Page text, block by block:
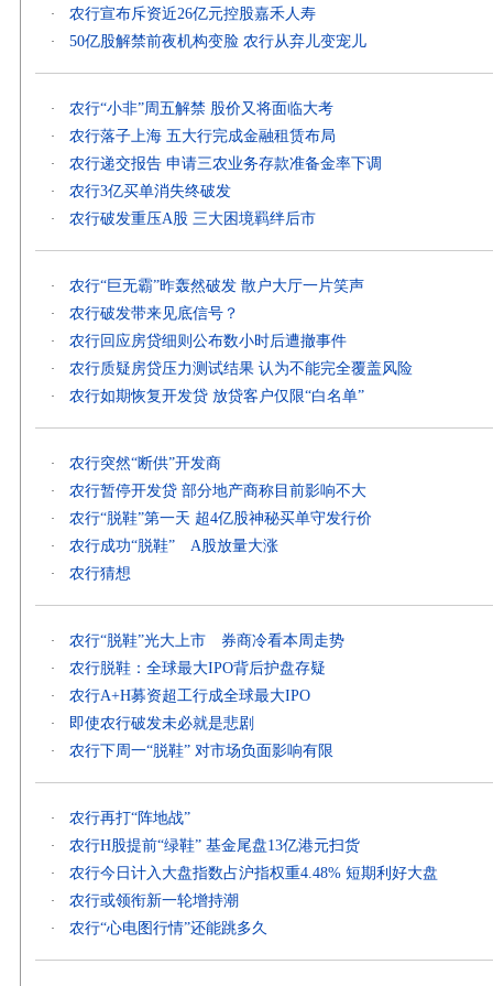
· 农行宣布斥资近26亿元控股嘉禾人寿
· 50亿股解禁前夜机构变脸 农行从弃儿变宠儿
· 农行“小非”周五解禁 股价又将面临大考
· 农行落子上海 五大行完成金融租赁布局
· 农行递交报告 申请三农业务存款准备金率下调
· 农行3亿买单消失终破发
· 农行破发重压A股 三大困境羁绊后市
· 农行“巨无霸”昨轰然破发 散户大厅一片笑声
· 农行破发带来见底信号？
· 农行回应房贷细则公布数小时后遭撤事件
· 农行质疑房贷压力测试结果 认为不能完全覆盖风险
· 农行如期恢复开发贷 放贷客户仅限“白名单”
· 农行突然“断供”开发商
· 农行暂停开发贷 部分地产商称目前影响不大
· 农行“脱鞋”第一天 超4亿股神秘买单守发行价
· 农行成功“脱鞋” A股放量大涨
· 农行猜想
· 农行“脱鞋”光大上市 券商冷看本周走势
· 农行脱鞋：全球最大IPO背后护盘存疑
· 农行A+H募资超工行成全球最大IPO
· 即使农行破发未必就是悲剧
· 农行下周一“脱鞋” 对市场负面影响有限
· 农行再打“阵地战”
· 农行H股提前“绿鞋” 基金尾盘13亿港元扫货
· 农行今日计入大盘指数占沪指权重4.48% 短期利好大盘
· 农行或领衔新一轮增持潮
· 农行“心电图行情”还能跳多久